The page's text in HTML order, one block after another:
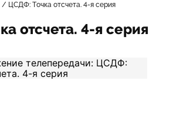
ЦСДФ: Точка отсчета. 4-я серия
отсчета. 4-я серия